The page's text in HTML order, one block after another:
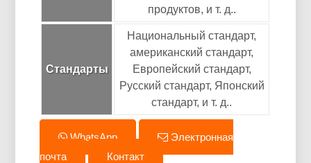
продуктов, и т. д..
Стандарты
Национальный стандарт,
американский стандарт,
Европейский стандарт,
Русский стандарт, Японский
стандарт, и т. д..
WhatsApp
Электронная
почта
Контакт